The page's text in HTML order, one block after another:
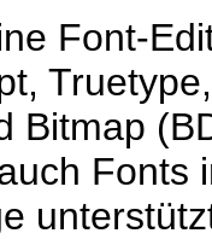
Font-
Bitmap
Fonts